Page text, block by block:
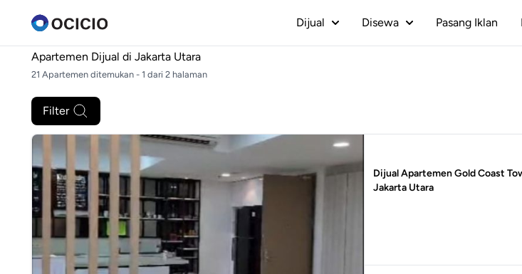
Dijual Disewa Pasang Iklan
Apartemen Dijual di Jakarta Utara
21 Apartemen ditemukan - 1 dari 2 halaman
Filter
Dijual Apartemen Gold Coast
Jakarta Utara